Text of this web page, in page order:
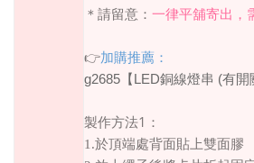
＊請留意： 一律平舖寄出，
👉加購推薦：
g2685 【 LED銅線燈串 (有開
製作方法1 ：
1.於頂端處背面貼上雙面膠